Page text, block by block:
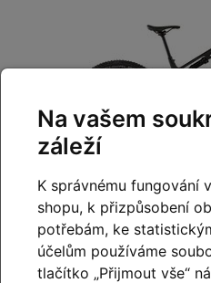
M - 18",L -
Elektrokolo Cube
Race 800 blackline
Na vašem
záleží
K správnému fungování
shopu, k přizpůsobení
potřebám, ke
účelům používáme
tlačítko „Přijmout vše“